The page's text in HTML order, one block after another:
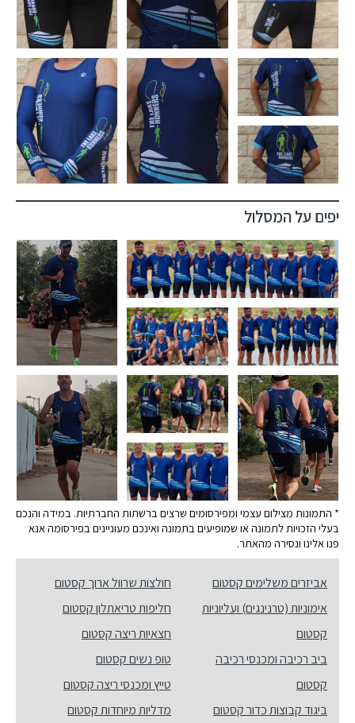
יפים על המסלול
* התמונות מצילום עצמי ומפירסומים שרצים ברשתות החברתיות. במידה והנכם
בעלי הזכויות לתמונה או שמופיעים בתמונה ואינכם מעוניינים בפירסומה אנא
פנו אלינו ונסירה מהאתר.
אביזרים משלימים קסטום
אימוניות (טרנינגים) ועליוניות
קסטום
ביב רכיבה ומכנסי רכיבה
קסטום
ביגוד קבוצות כדור קסטום
חולצות שרוול ארוך קסטום
חליפות טריאתלון קסטום
חצאיות ריצה קסטום
טופ נשים קסטום
טייץ ומכנסי ריצה קסטום
מדליות מיוחדות קסטום